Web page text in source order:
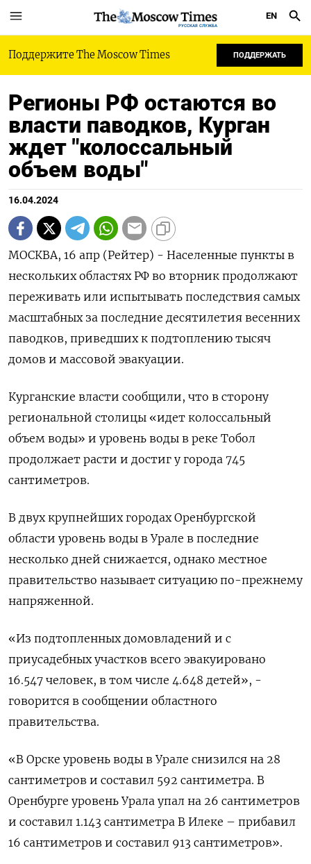
РУССКАЯ СЛУЖБА
EN
Поддержите The Moscow Times ПОДДЕРЖАТЬ
Регионы РФ остаются во
власти паводков, Курган
ждет "колоссальный
объем воды"
16.04.2024
МОСКВА, 16 апр (Рейтер) - Населенные пункты в
нескольких областях РФ во вторник продолжают
переживать или испытывать последствия самых
масштабных за последние десятилетия весенних
паводков, приведших к подтоплению тысяч
домов и массовой эвакуации.
Курганские власти сообщили, что в сторону
региональной столицы «идет колоссальный
объем воды» и уровень воды в реке Тобол
продолжает расти и достиг у города 745
сантиметров.
В двух крупнейших городах Оренбургской
области уровень воды в Урале в последние
несколько дней снижается, однако местное
правительство называет ситуацию по-прежнему
напряженной.
«Из подтопленных домовладений и с
приусадебных участков всего эвакуировано
16.547 человек, в том числе 4.648 детей», -
говорится в сообщении областного
правительства.
«В Орске уровень воды в Урале снизился на 28
сантиметров и составил 592 сантиметра. В
Оренбурге уровень Урала упал на 26 сантиметров
и составил 1.143 сантиметра В Илеке – прибавил
16 сантиметров и составил 913 сантиметров».